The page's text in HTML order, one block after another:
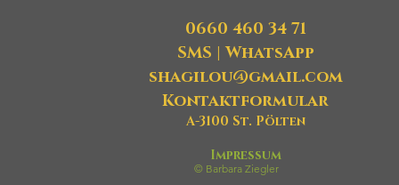
0660 460 34 71
SMS | WhatsApp
shagilou@gmail.com
Kontaktformular
A-3100 St. Pölten
Impressum
© Barbara Ziegler